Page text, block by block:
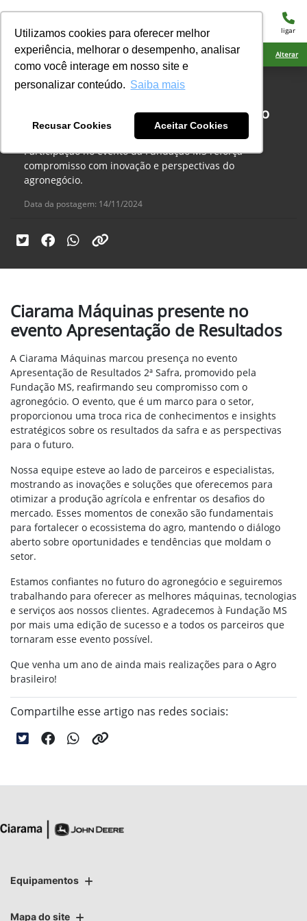
Utilizamos cookies para oferecer melhor
experiência, melhorar o desempenho, analisar
como você interage em nosso site e
personalizar conteúdo. Saiba mais
Recusar Cookies Aceitar Cookies
menu ligar
Ciarama Máquinas Naviraí Alterar
Ponta Porã, eventos
Ciarama Máquinas presente no evento
Apresentação de Resultados
Participação no evento da Fundação MS reforça
compromisso com inovação e perspectivas do
agronegócio.
Data da postagem: 14/11/2024
Ciarama Máquinas presente no
evento Apresentação de Resultados
A Ciarama Máquinas marcou presença no evento
Apresentação de Resultados 2ª Safra, promovido pela
Fundação MS, reafirmando seu compromisso com o
agronegócio. O evento, que é um marco para o setor,
proporcionou uma troca rica de conhecimentos e insights
estratégicos sobre os resultados da safra e as perspectivas
para o futuro.
Nossa equipe esteve ao lado de parceiros e especialistas,
mostrando as inovações e soluções que oferecemos para
otimizar a produção agrícola e enfrentar os desafios do
mercado. Esses momentos de conexão são fundamentais
para fortalecer o ecossistema do agro, mantendo o diálogo
aberto sobre oportunidades e tendências que moldam o
setor.
Estamos confiantes no futuro do agronegócio e seguiremos
trabalhando para oferecer as melhores máquinas, tecnologias
e serviços aos nossos clientes. Agradecemos à Fundação MS
por mais uma edição de sucesso e a todos os parceiros que
tornaram esse evento possível.
Que venha um ano de ainda mais realizações para o Agro
brasileiro!
Compartilhe esse artigo nas redes sociais:
Equipamentos
Mapa do site